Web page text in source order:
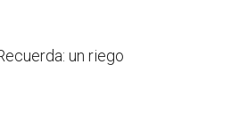
un riego